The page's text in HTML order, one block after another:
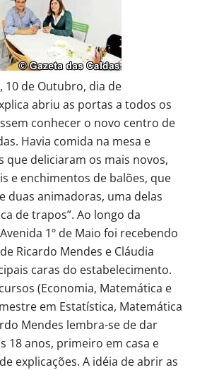
10 de Outubro, dia de
abriu as portas a todos os
conhecer o novo centro de
Havia comida na mesa e
deliciaram os mais novos,
e enchimentos de balões, que
duas animadoras, uma delas
de trapos”. Ao longo da
1º de Maio foi recebendo
Ricardo Mendes e Cláudia
caras do estabelecimento.
(Economia, Matemática e
em Estatística, Matemática
Mendes lembra-se de dar
18 anos, primeiro em casa e
explicações. A idéia de abrir as